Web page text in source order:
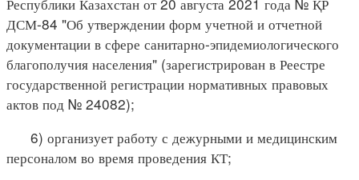
ДСМ-84 "Об утверждении форм учетной и отчетной
документации в сфере санитарно-эпидемиологического
благополучия населения" (зарегистрирован в Реестре
государственной регистрации нормативных правовых
актов под № 24082);
6) организует работу с дежурными и медицинским
персоналом во время проведения КТ;